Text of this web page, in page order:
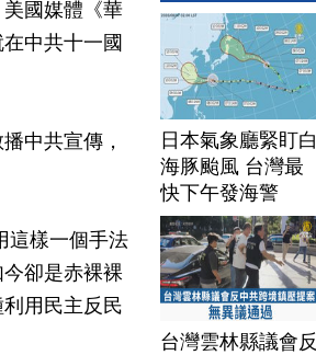
國媒體《華
中共十一國
中共宣傳，
這樣一個手法
卻是赤裸裸
用民主反民
日本氣象廳緊盯白
海豚颱風 台灣最
快下午發海警
台灣雲林縣議會反